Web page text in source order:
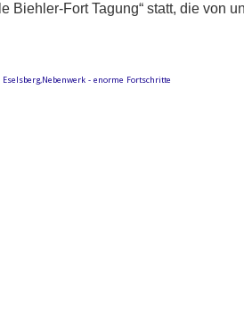
Biehler-Fort Tagung“ statt, die von
- enorme Fortschritte